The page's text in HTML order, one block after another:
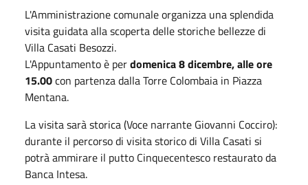
L'Amministrazione comunale organizza una splendida
visita guidata alla scoperta delle storiche bellezze di
Villa Casati Besozzi.
L'Appuntamento è perdomenica 8 dicembre, alle ore
15.00con partenza dalla Torre Colombaia in Piazza
Mentana.
La visita sarà storica (Voce narrante Giovanni Cocciro):
durante il percorso di visita storico di Villa Casati si
potrà ammirare il putto Cinquecentesco restaurato da
Banca Intesa.